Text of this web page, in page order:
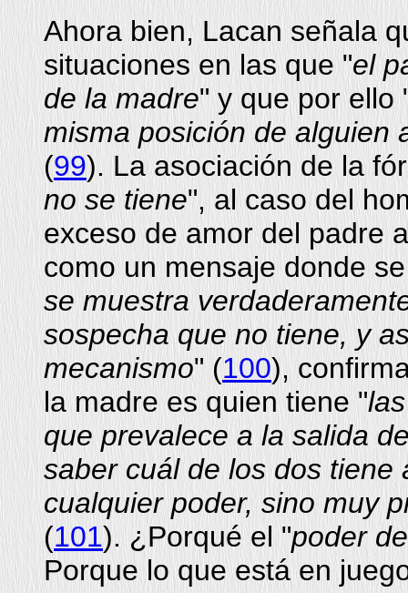
Ahora bien, Lacan señala
situaciones en las que "el
de la madre" y que por ello
misma posición de alguien
(99). La asociación de la
no se tiene", al caso del
exceso de amor del padre
como un mensaje donde
se muestra
sospecha que no tiene, y
mecanismo" (100),
la madre es quien tiene "
que prevalece a la salida
saber cuál de los dos tiene
cualquier poder, sino muy
(101). ¿Porqué el "poder
Porque lo que está en